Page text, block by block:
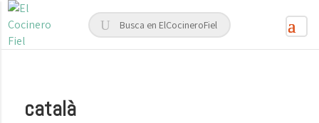
català